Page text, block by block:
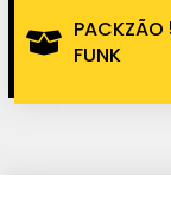
PACKZÃO
FUNK